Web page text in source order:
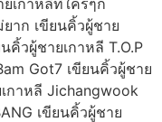
าก เขียนคิ้วผู้ชาย
คิ้วผู้ชายเกาหลี T.O.P
Got7 เขียนคิ้วผู้ชาย
กาหลี Jichangwook
เขียนคิ้วผู้ชาย